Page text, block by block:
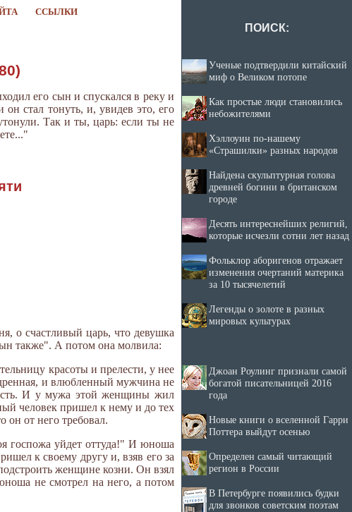
ССЫЛКИ
его сын и спускался в реку и
стал тонуть, и, увидев это, его
Так и ты, царь: если ты не
о счастливый царь, что девушка
также". А потом она молвила:
красоты и прелести, у нее
и влюбленный мужчина не
И у мужа этой женщины жил
человек пришел к нему и до тех
от него требовал.
госпожа уйдет оттуда!" И юноша
к своему другу и, взяв его за
женщине козни. Он взял
не смотрел на него, а потом
ПОИСК:
Ученые подтвердили китайский
миф о Великом потопе
Как простые люди становились
небожителями
Хэллоуин по-нашему
«Страшилки» разных народов
Найдена скульптурная голова
древней богини в британском
городе
Десять интереснейших религий,
которые исчезли сотни лет назад
Фольклор аборигенов отражает
изменения очертаний материка
за 10 тысячелетий
Легенды о золоте в разных
мировых культурах
Джоан Роулинг признали самой
богатой писательницей 2016
года
Новые книги о вселенной Гарри
Поттера выйдут осенью
Определен самый читающий
регион в России
В Петербурге появились будки
для звонков советским поэтам